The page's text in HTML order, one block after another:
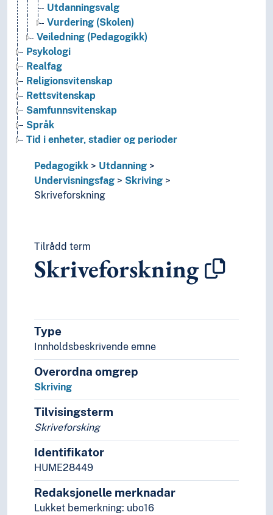
Utdanningsvalg
Vurdering (Skolen)
Veiledning (Pedagogikk)
Psykologi
Realfag
Religionsvitenskap
Rettsvitenskap
Samfunnsvitenskap
Språk
Tid i enheter, stadier og perioder
Pedagogikk
Utdanning
Undervisningsfag
Skriving
Skriveforskning
Tilrådd term
Skriveforskning
Type
Innholdsbeskrivende emne
Overordna omgrep
Skriving
Tilvisingsterm
Skriveforsking
Identifikator
HUME28449
Redaksjonelle merknadar
Lukket bemerkning: ubo16